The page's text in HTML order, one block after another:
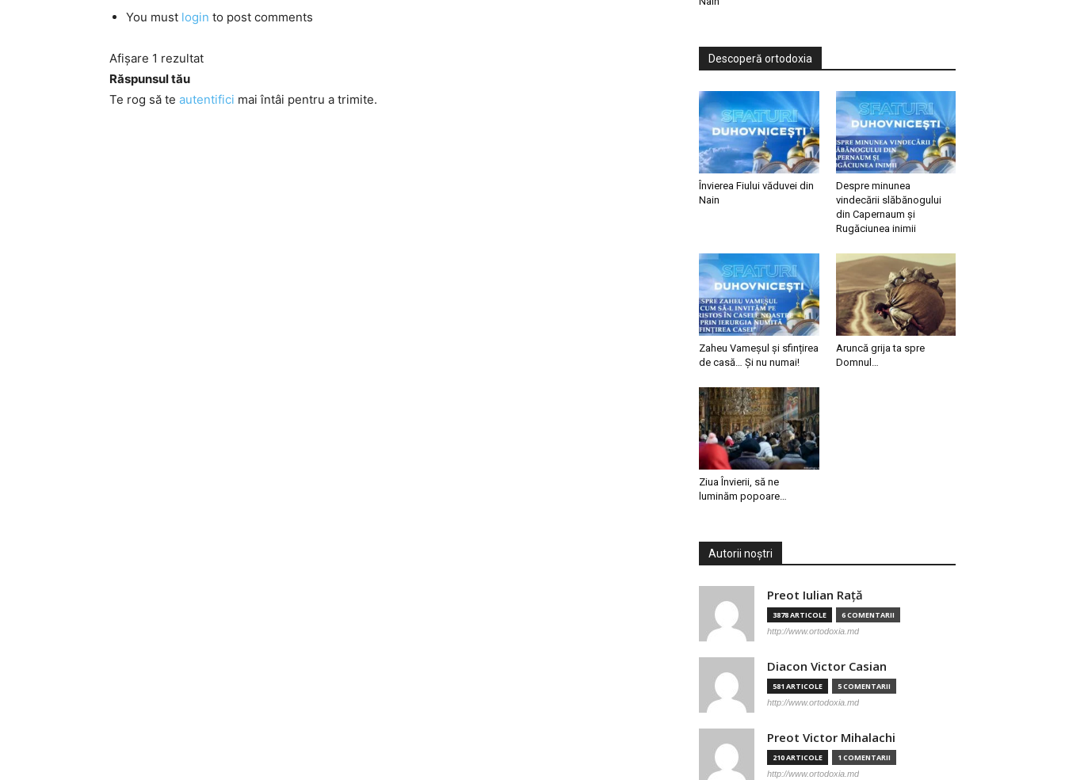
You must login to post comments
Afișare 1 rezultat
Răspunsul tău
Te rog să te autentifici mai întâi pentru a trimite.
Descoperă ortodoxia
Învierea Fiului văduvei din
Nain
Despre minunea
vindecării slăbănogului
din Capernaum și
Rugăciunea inimii
Zaheu Vameșul și sfințirea
de casă… Și nu numai!
Aruncă grija ta spre
Domnul…
Ziua Învierii, să ne
luminăm popoare…
Autorii noștri
Preot Iulian Raţă
3878 ARTICOLE 6 COMENTARII
http://www.ortodoxia.md
Diacon Victor Casian
581 ARTICOLE 5 COMENTARII
http://www.ortodoxia.md
Preot Victor Mihalachi
210 ARTICOLE 1 COMENTARII
http://www.ortodoxia.md